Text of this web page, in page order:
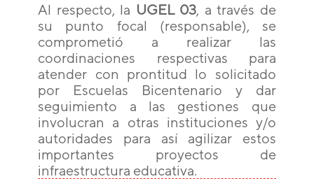
Al respecto, la UGEL 03, a través de
su punto focal (responsable), se
comprometió a realizar las
coordinaciones respectivas para
atender con prontitud lo solicitado
por Escuelas Bicentenario y dar
seguimiento a las gestiones que
involucran a otras instituciones y/o
autoridades para así agilizar estos
importantes proyectos de
infraestructura educativa.